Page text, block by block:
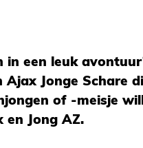
in een leuk
Ajax Jonge Schare
of -meisje
en Jong AZ.